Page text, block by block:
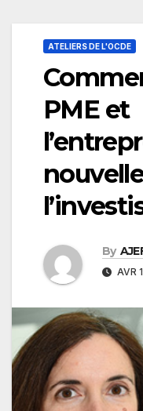
ATELIERS DE L'OCDE
PME et
By
AVR